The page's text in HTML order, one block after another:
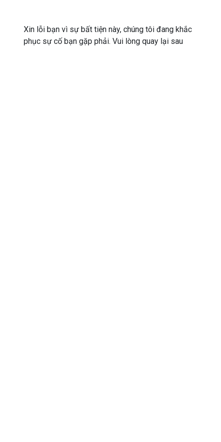
Xin lỗi bạn vì sự bất tiện này, chúng tôi đang khắc
phục sự cố bạn gặp phải. Vui lòng quay lại sau